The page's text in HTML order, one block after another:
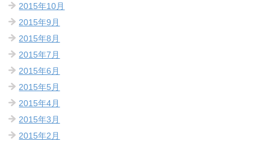
2015年10月
2015年9月
2015年8月
2015年7月
2015年6月
2015年5月
2015年4月
2015年3月
2015年2月